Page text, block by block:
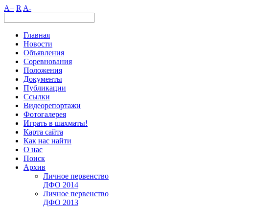
A+ R A-
Главная
Новости
Объявления
Соревнования
Положения
Документы
Публикации
Ссылки
Видеорепортажи
Фотогалерея
Играть в шахматы!
Карта сайта
Как нас найти
О нас
Поиск
Архив
Личное первенство
ДФО 2014
Личное первенство
ДФО 2013